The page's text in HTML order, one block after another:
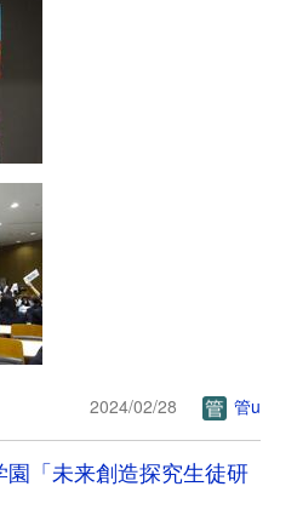
2024/02/28 管u
「未来創造探究生徒研